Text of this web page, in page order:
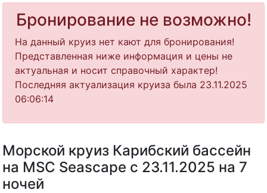
Бронирование не возможно!
На данный круиз нет кают для бронирования!
Представленная ниже информация и цены не
актуальная и носит справочный характер!
Последняя актуализация круиза была 23.11.2025
06:06:14
Морской круиз Карибский бассейн
на MSC Seascape с 23.11.2025 на 7
ночей